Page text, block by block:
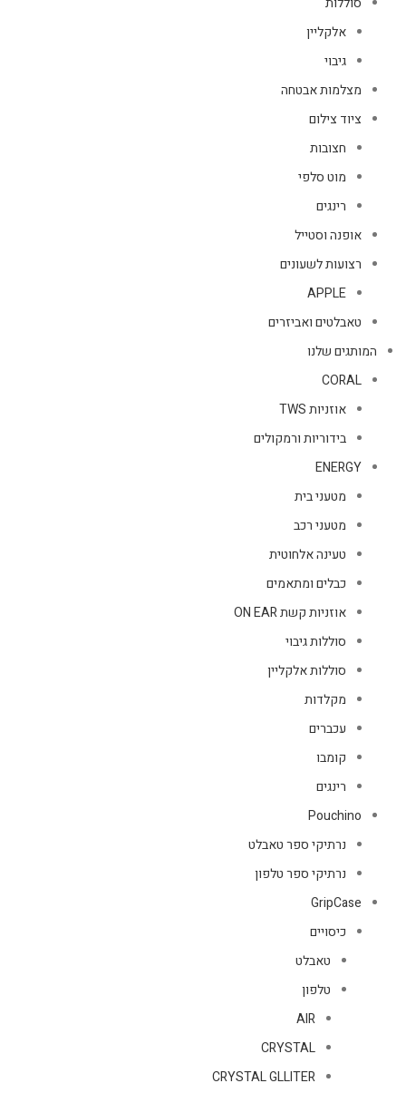
אלקליין
גיבוי
מצלמות אבטחה
ציוד צילום
חצובות
מוט סלפי
רינגים
אופנה וסטייל
רצועות לשעונים
APPLE
טאבלטים ואביזרים
המותגים שלנו
CORAL
אוזניות TWS
בידוריות ורמקולים
ENERGY
מטעני בית
מטעני רכב
טעינה אלחוטית
כבלים ומתאמים
אוזניות קשת ON EAR
סוללות גיבוי
סוללות אלקליין
מקלדות
עכברים
קומבו
רינגים
Pouchino
נרתיקי ספר טאבלט
נרתיקי ספר טלפון
GripCase
כיסויים
טאבלט
טלפון
AIR
CRYSTAL
CRYSTAL GLLITER